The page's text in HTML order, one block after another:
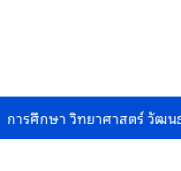
การศึกษา วิทยาศาสตร์ วัฒน